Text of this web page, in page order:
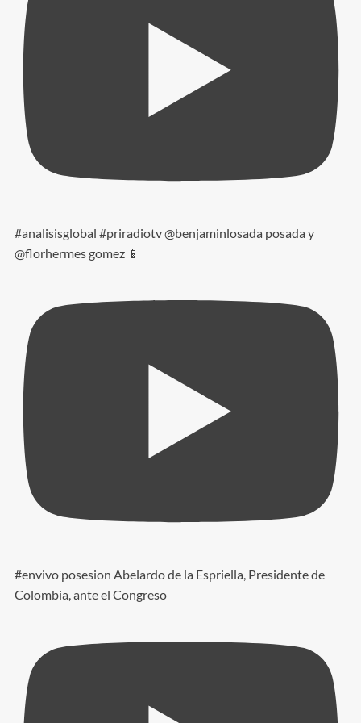
#analisisglobal #priradiotv @benjaminlosada posada y
@florhermes gomez 📱
#envivo posesion Abelardo de la Espriella, Presidente de
Colombia, ante el Congreso